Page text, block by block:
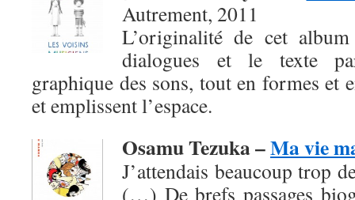
Autrement, 2011
L’originalité de cet
dialogues et le texte
graphique des sons, tout en formes et
et emplissent l’espace.
Osamu Tezuka –Ma vie
J’attendais beaucoup trop
(…) De brefs passages